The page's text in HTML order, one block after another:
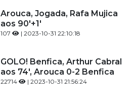
Arouca, Jogada, Rafa Mujica
aos 90'+1'
107 | 2023-10-31 22:10:18
GOLO! Benfica, Arthur Cabral
aos 74', Arouca 0-2 Benfica
22714 | 2023-10-31 21:56:24